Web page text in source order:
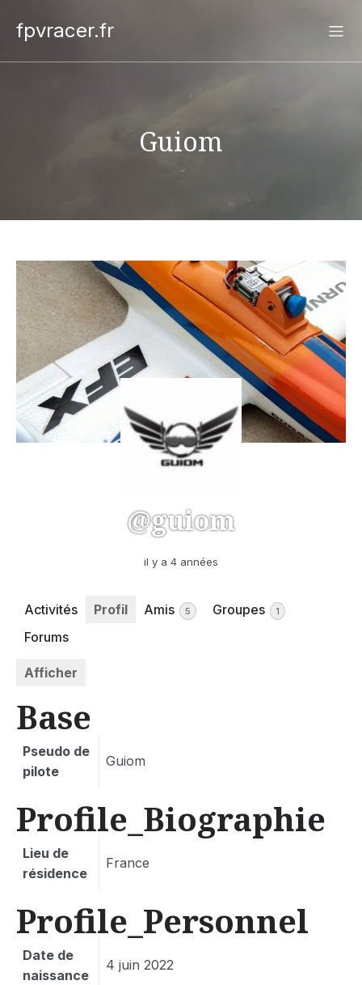
fpvracer.fr
Guiom
@guiom
il y a 4 années
Activités Profil Amis 5 Groupes 1
Forums
Afficher
Base
Pseudo de
pilote
Guiom
Profile_Biographie
Lieu de
résidence
France
Profile_Personnel
Date de
naissance
4 juin 2022